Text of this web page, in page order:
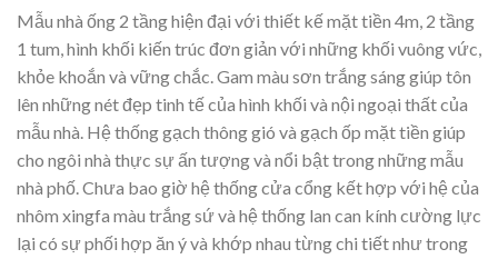
Mẫu nhà ống 2 tầng hiện đại với thiết kế mặt tiền 4m, 2 tầng
1 tum, hình khối kiến trúc đơn giản với những khối vuông vức,
khỏe khoắn và vững chắc. Gam màu sơn trắng sáng giúp tôn
lên những nét đẹp tinh tế của hình khối và nội ngoại thất của
mẫu nhà. Hệ thống gạch thông gió và gạch ốp mặt tiền giúp
cho ngôi nhà thực sự ấn tượng và nổi bật trong những mẫu
nhà phố. Chưa bao giờ hệ thống cửa cổng kết hợp với hệ của
nhôm xingfa màu trắng sứ và hệ thống lan can kính cường lực
lại có sự phối hợp ăn ý và khớp nhau từng chi tiết như trong